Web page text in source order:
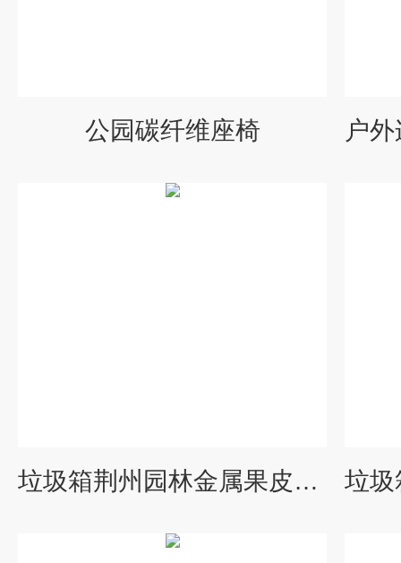
公园碳纤维座椅
垃圾箱荆州园林金属果皮箱 钢木垃圾桶生产厂家 脚踏果皮箱